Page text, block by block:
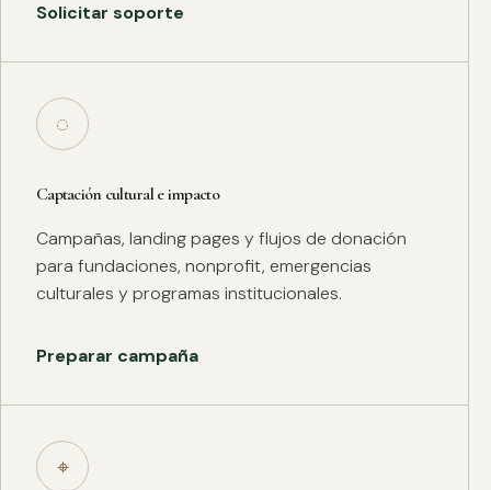
Solicitar soporte
◌
Captación cultural e impacto
Campañas, landing pages y flujos de donación
para fundaciones, nonprofit, emergencias
culturales y programas institucionales.
Preparar campaña
⌖